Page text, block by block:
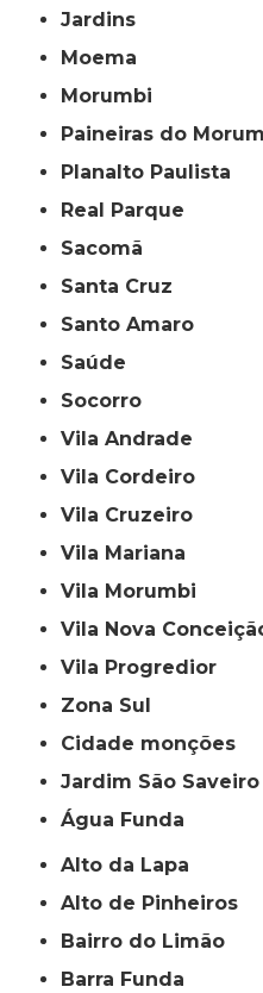
Jardins
Moema
Morumbi
Paineiras do
Planalto Paulista
Real Parque
Sacomã
Santa Cruz
Santo Amaro
Saúde
Socorro
Vila Andrade
Vila Cordeiro
Vila Cruzeiro
Vila Mariana
Vila Morumbi
Vila Nova
Vila Progredior
Zona Sul
cidade monções
jardim São Saveiro
Água Funda
Alto da Lapa
Alto de Pinheiros
Bairro do Limão
Barra Funda